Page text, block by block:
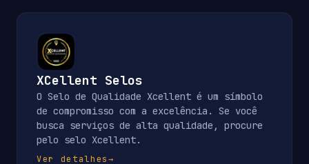
XCellent Selos
O Selo de Qualidade Xcellent é um símbolo
de compromisso com a excelência. Se você
busca serviços de alta qualidade, procure
pelo selo Xcellent.
Ver detalhes→